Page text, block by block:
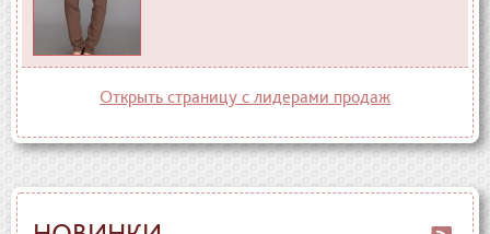
Открыть страницу с лидерами продаж